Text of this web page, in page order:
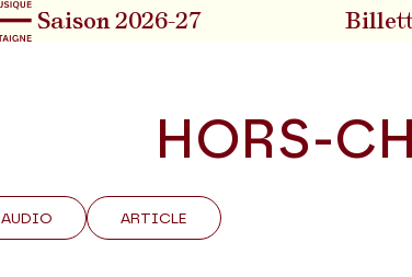
Saison 2026-27
HORS-
AUDIO ARTICLE